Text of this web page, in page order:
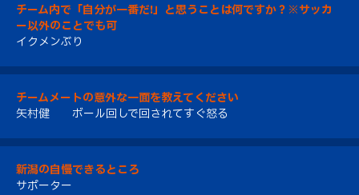
チーム内で「自分が一番だ!」と思うことは何ですか？※サッカ
ー以外のことでも可
イクメンぶり
チームメートの意外な一面を教えてください
矢村健 ボール回しで回されてすぐ怒る
新潟の自慢できるところ
サポーター